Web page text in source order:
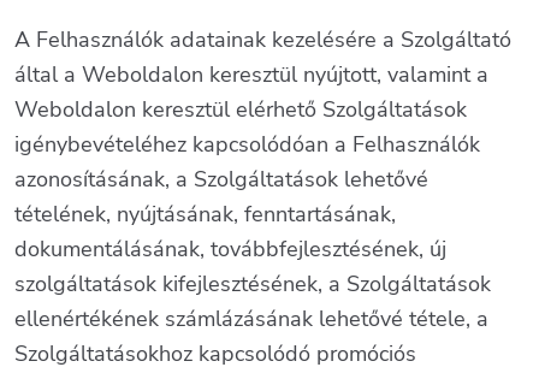
A Felhasználók adatainak kezelésére a Szolgáltató
által a Weboldalon keresztül nyújtott, valamint a
Weboldalon keresztül elérhető Szolgáltatások
igénybevételéhez kapcsolódóan a Felhasználók
azonosításának, a Szolgáltatások lehetővé
tételének, nyújtásának, fenntartásának,
dokumentálásának, továbbfejlesztésének, új
szolgáltatások kifejlesztésének, a Szolgáltatások
ellenértékének számlázásának lehetővé tétele, a
Szolgáltatásokhoz kapcsolódó promóciós